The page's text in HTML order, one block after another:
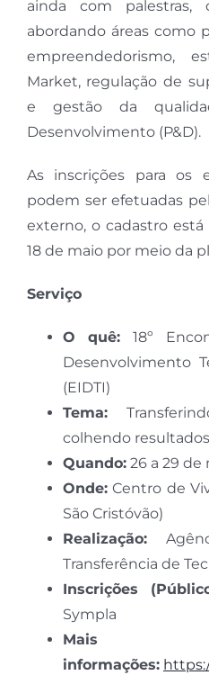
ainda com palestras,
abordando áreas como
empreendedorismo,
Market, regulação de
e gestão da
Desenvolvimento (P&D).
As inscrições para os
podem ser efetuadas
externo, o cadastro
18 de maio por meio da
Serviço
O quê: 18º
Desenvolvimento
(EIDTI)
Tema:
colhendo resultados
Quando:26 a 29 de
Onde:Centro de
São Cristóvão)
Realização:
Transferência de
Inscrições
Sympla
Mais
informações: